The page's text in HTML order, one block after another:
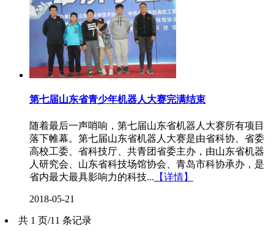
第七届山东省青少年机器人大赛完满结束
随着最后一声哨响，第七届山东省机器人大赛所有项目
落下帷幕。第七届山东省机器人大赛是由省科协、省委
高校工委、省科技厅、共青团省委主办，由山东省机器
人研究会、山东省科技场馆协会、青岛市科协承办，是
省内最大最具影响力的科技... 【详情】
2018-05-21
共 1 页/11 条记录